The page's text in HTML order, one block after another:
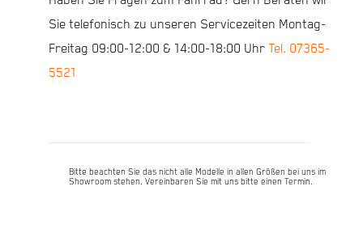
Sie telefonisch zu unseren Servicezeiten Montag-
Freitag 09:00-12:00 & 14:00-18:00 Uhr Tel. 07365-
5521
Bitte beachten Sie das nicht alle Modelle in allen Größen bei uns im
Showroom stehen. Vereinbaren Sie mit uns bitte einen Termin.